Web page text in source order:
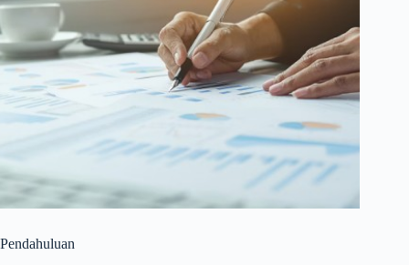
Pendahuluan